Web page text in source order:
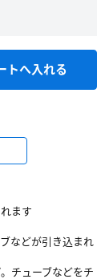
ます
などが引き込まれ
チューブなどをチ
トへ入れる